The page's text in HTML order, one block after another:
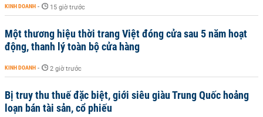
KINH DOANH - 15 giờ trước
Một thương hiệu thời trang Việt đóng cửa sau 5 năm hoạt
động, thanh lý toàn bộ cửa hàng
KINH DOANH - 2 giờ trước
Bị truy thu thuế đặc biệt, giới siêu giàu Trung Quốc hoảng
loạn bán tài sản, cổ phiếu